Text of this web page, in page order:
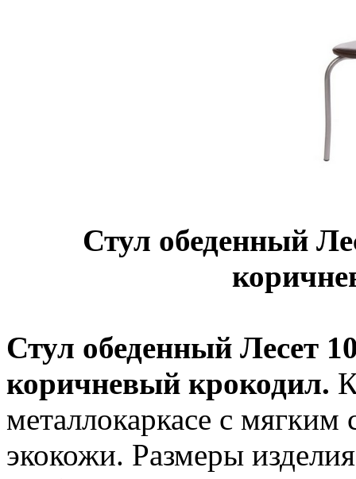
Стул обеденный
Стул обеденный Лесет
коричневый крокодил.
металлокаркасе с
экокожи. Размеры